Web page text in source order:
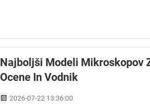
Najboljši Modeli Mikroskopov
Ocene In Vodnik
2026-07-22 13:36:00